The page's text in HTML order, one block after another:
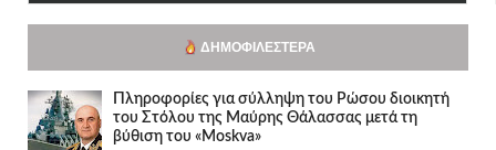
ΔΗΜΟΦΙΛΈΣΤΕΡΑ
Πληροφορίες για σύλληψη του Ρώσου διοικητή
του Στόλου της Mαύρης Θάλασσας μετά τη
βύθιση του «Moskva»